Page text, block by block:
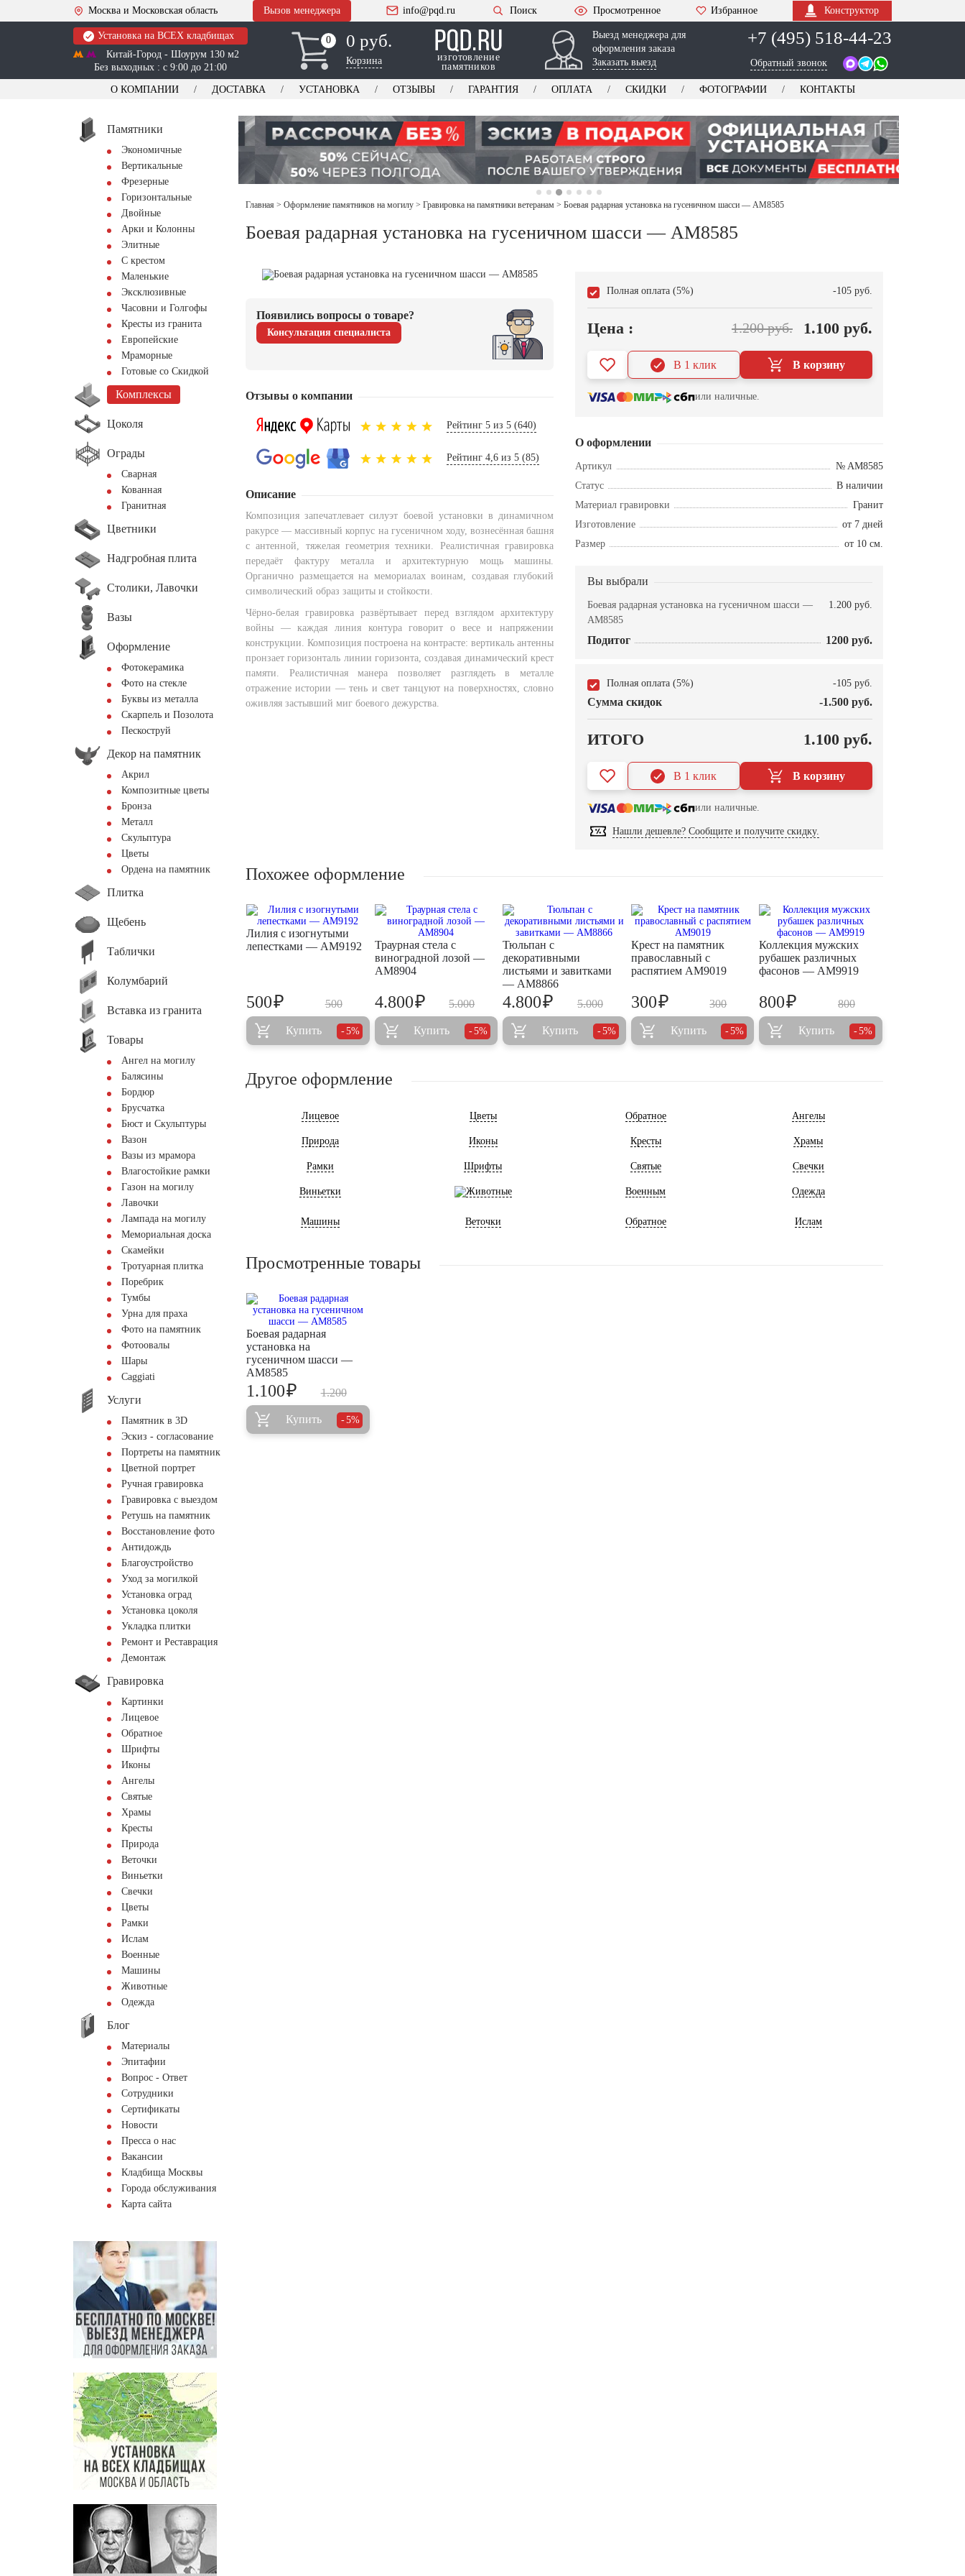
Москва и Московская область Вызов менеджера info@pqd.ru Поиск Просмотренное Избранное Конструктор
Установка на ВСЕХ кладбищах
Китай-Город - Шоурум 130 м2
Без выходных : с 9:00 до 21:00
0
0 0 руб.
Корзина
изготовление
памятников
Выезд менеджера для
оформления заказа
Заказать выезд
+7 (495) 518-44-23
Обратный звонок
О КОМПАНИИ ДОСТАВКА УСТАНОВКА ОТЗЫВЫ ГАРАНТИЯ ОПЛАТА СКИДКИ ФОТОГРАФИИ КОНТАКТЫ
Памятники
Экономичные
Вертикальные
Фрезерные
Горизонтальные
Двойные
Арки и Колонны
Элитные
С крестом
Маленькие
Эксклюзивные
Часовни и Голгофы
Кресты из гранита
Европейские
Мраморные
Готовые со Скидкой
Комплексы
Цоколя
Ограды
Сварная
Кованная
Гранитная
Цветники
Надгробная плита
Столики, Лавочки
Вазы
Оформление
Фотокерамика
Фото на стекле
Буквы из металла
Скарпель и Позолота
Пескоструй
Декор на памятник
Акрил
Композитные цветы
Бронза
Металл
Скульптура
Цветы
Ордена на памятник
Плитка
Щебень
Таблички
Колумбарий
Вставка из гранита
Товары
Ангел на могилу
Балясины
Бордюр
Брусчатка
Бюст и Скульптуры
Вазон
Вазы из мрамора
Влагостойкие рамки
Газон на могилу
Лавочки
Лампада на могилу
Мемориальная доска
Скамейки
Тротуарная плитка
Поребрик
Тумбы
Урна для праха
Фото на памятник
Фотоовалы
Шары
Сaggiati
Услуги
Памятник в 3D
Эскиз - согласование
Портреты на памятник
Цветной портрет
Ручная гравировка
Гравировка с выездом
Ретушь на памятник
Восстановление фото
Антидождь
Благоустройство
Уход за могилкой
Установка оград
Установка цоколя
Укладка плитки
Ремонт и Реставрация
Демонтаж
Гравировка
Картинки
Лицевое
Обратное
Шрифты
Иконы
Ангелы
Святые
Храмы
Кресты
Природа
Веточки
Виньетки
Свечки
Цветы
Рамки
Ислам
Военные
Машины
Животные
Одежда
Блог
Материалы
Эпитафии
Вопрос - Ответ
Сотрудники
Сертификаты
Новости
Пресса о нас
Вакансии
Кладбища Москвы
Города обслуживания
Карта сайта
Главная > Оформление памятников на могилу > Гравировка на памятники ветеранам > Боевая радарная установка на гусеничном шасси — AM8585
Боевая радарная установка на гусеничном шасси — AM8585
Появились вопросы о товаре?
Консультация специалиста
Отзывы о компании
Рейтинг 5 из 5 (640)
Рейтинг 4,6 из 5 (85)
Описание
Композиция запечатлевает силуэт боевой установки в динамичном
ракурсе — массивный корпус на гусеничном ходу, вознесённая башня
с антенной, тяжелая геометрия техники. Реалистичная гравировка
передаёт фактуру металла и архитектурную мощь машины.
Органично размещается на мемориалах воинам, создавая глубокий
символический образ защиты и стойкости.
Чёрно-белая гравировка развёртывает перед взглядом архитектуру
войны — каждая линия контура говорит о весе и напряжении
конструкции. Композиция построена на контрасте: вертикаль антенны
пронзает горизонталь линии горизонта, создавая динамический крест
памяти. Реалистичная манера позволяет разглядеть в металле
отражение истории — тень и свет танцуют на поверхностях, словно
оживляя застывший миг боевого дежурства.
Полная оплата (5%) -105 руб.
Цена : 1.200 руб. 1.100 руб.
В корзину
В 1 клик
или наличные.
О оформлении
Артикул
№ AM8585
Статус
В наличии
Материал гравировки
Гранит
Изготовление
от 7 дней
Размер
от 10 см.
Вы выбрали
Боевая радарная установка на гусеничном шасси —
AM8585
1.200 руб.
Подитог 1200 руб.
Полная оплата (5%) -105 руб.
Сумма скидок -1.500 руб.
ИТОГО 1.100 руб.
В корзину
В 1 клик
или наличные.
Нашли дешевле? Сообщите и получите скидку.
Похожее оформление
Лилия с изогнутыми
лепестками — AM9192
500
500₽
Купить 5%
Траурная стела с
виноградной лозой —
AM8904
5.000
4.800₽
Купить 5%
Тюльпан с
декоративными
листьями и завитками
— AM8866
5.000
4.800₽
Купить 5%
Крест на памятник
православный с
распятием AM9019
300
300₽
Купить 5%
Коллекция мужских
рубашек различных
фасонов — AM9919
800
800₽
Купить 5%
Другое оформление
Лицевое Цветы Обратное Ангелы
Природа Иконы Кресты Храмы
Рамки Шрифты Святые Свечки
Виньетки Животные Военным Одежда
Машины Веточки Обратное Ислам
Просмотренные товары
Боевая радарная
установка на
гусеничном шасси —
AM8585
1.200
1.100₽
Купить 5%